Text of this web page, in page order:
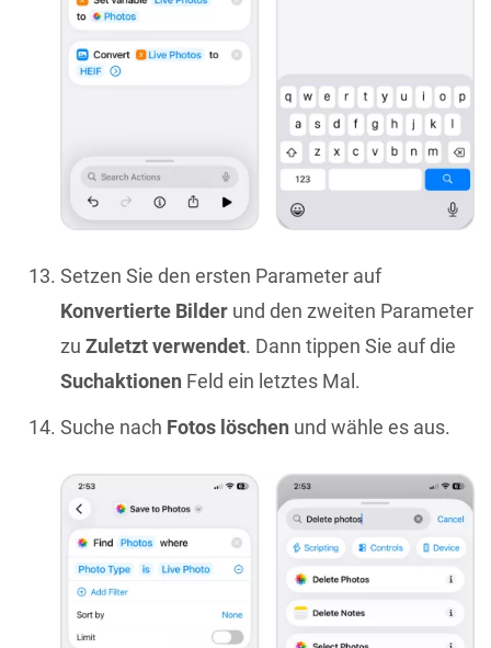
Setzen Sie den ersten Parameter auf
Konvertierte Bilder und den zweiten Parameter
zu Zuletzt verwendet. Dann tippen Sie auf die
Suchaktionen Feld ein letztes Mal.
Suche nach Fotos löschen und wähle es aus.